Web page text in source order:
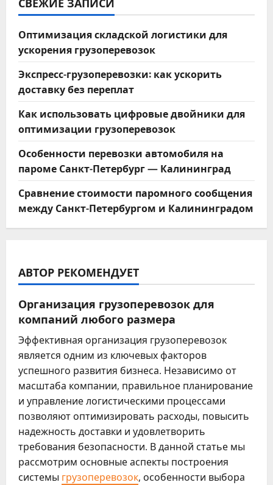
Оптимизация складской логистики для
ускорения грузоперевозок
Экспресс-грузоперевозки: как ускорить
доставку без переплат
Как использовать цифровые двойники для
оптимизации грузоперевозок
Особенности перевозки автомобиля на
пароме Санкт-Петербург — Калининград
Сравнение стоимости паромного сообщения
между Санкт-Петербургом и Калининградом
АВТОР РЕКОМЕНДУЕТ
Организация грузоперевозок для
компаний любого размера
Эффективная организация грузоперевозок
является одним из ключевых факторов
успешного развития бизнеса. Независимо от
масштаба компании, правильное планирование
и управление логистическими процессами
позволяют оптимизировать расходы, повысить
надежность доставки и удовлетворить
требования безопасности. В данной статье мы
рассмотрим основные аспекты построения
системы грузоперевозок, особенности выбора